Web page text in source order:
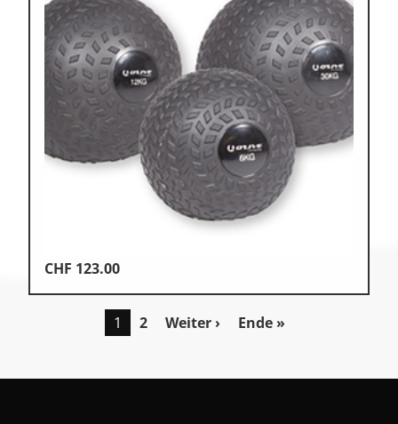
CHF 123.00
1 2 Weiter › Ende »